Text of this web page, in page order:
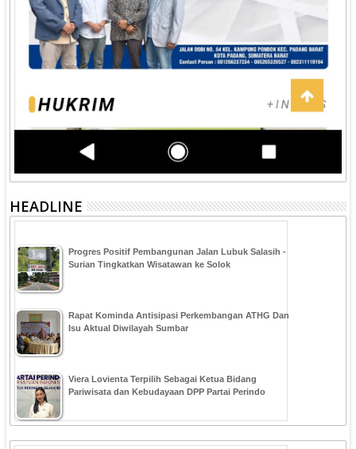
HEADLINE
Progres Positif Pembangunan Jalan Lubuk Salasih -
Surian Tingkatkan Wisatawan ke Solok
Rapat Kominda Antisipasi Perkembangan ATHG Dan
Isu Aktual Diwilayah Sumbar
Viera Lovienta Terpilih Sebagai Ketua Bidang
Pariwisata dan Kebudayaan DPP Partai Perindo